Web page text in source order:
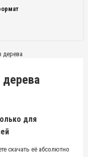
для
скачать её абсолютно